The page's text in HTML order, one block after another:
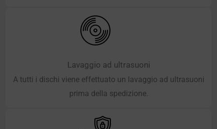
Lavaggio ad ultrasuoni
A tutti i dischi viene effettuato un lavaggio ad ultrasuoni
prima della spedizione.